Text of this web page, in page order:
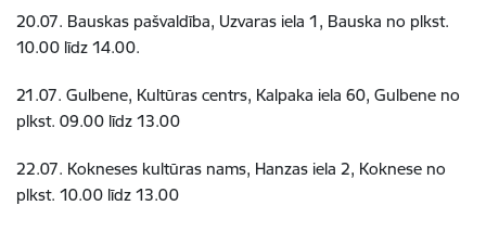
20.07. Bauskas pašvaldība, Uzvaras iela 1, Bauska no plkst.
10.00 līdz 14.00.
21.07. Gulbene, Kultūras centrs, Kalpaka iela 60, Gulbene no
plkst. 09.00 līdz 13.00
22.07. Kokneses kultūras nams, Hanzas iela 2, Koknese no
plkst. 10.00 līdz 13.00